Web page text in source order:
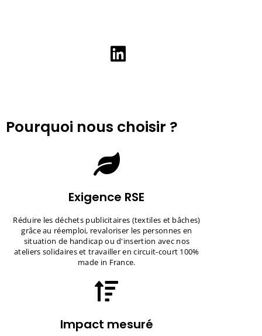
Pourquoi nous choisir ?
Exigence RSE
Réduire les déchets publicitaires (textiles et bâches)
grâce au réemploi, revaloriser les personnes en
situation de handicap ou d'insertion avec nos
ateliers solidaires et travailler en circuit-court 100%
made in France.
Impact mesuré